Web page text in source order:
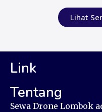
Lihat
Link
Tentang
Sewa Drone Lombok